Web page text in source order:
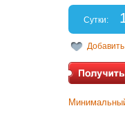
Сутки: